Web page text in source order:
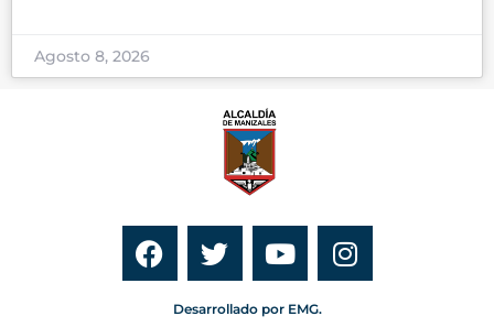
Agosto 8, 2026
Desarrollado por EMG.